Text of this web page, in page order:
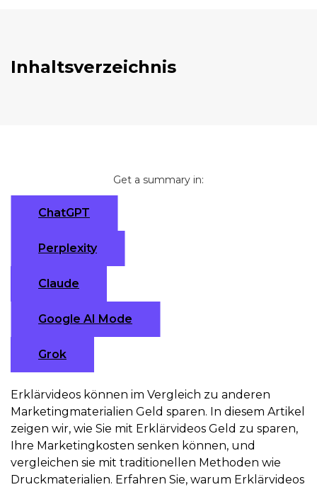
Inhaltsverzeichnis
Get a summary in:
ChatGPT
Perplexity
Claude
Google AI Mode
Grok
Erklärvideos können im Vergleich zu anderen
Marketingmaterialien Geld sparen. In diesem Artikel
zeigen wir, wie Sie mit Erklärvideos Geld zu sparen,
Ihre Marketingkosten senken können, und
vergleichen sie mit traditionellen Methoden wie
Druckmaterialien. Erfahren Sie, warum Erklärvideos